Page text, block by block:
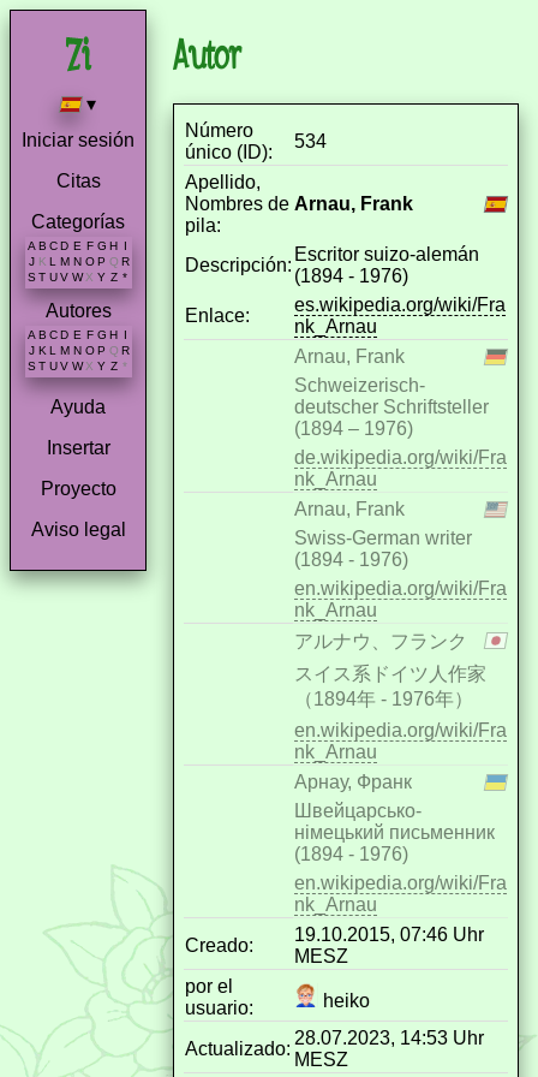
▾
Iniciar sesión
Citas
Categorías
A B C D E F G H I
J K L M N O P Q R
S T U V W X Y Z *
Autores
A B C D E F G H
J K L M N O P Q R
S T U V W X Y Z *
Ayuda
Insertar
Proyecto
Aviso legal
Autor
Número
único (ID):
534
Apellido,
Nombres de
pila:
Arnau, Frank
Descripción:
Escritor suizo-alemán
(1894 - 1976)
Enlace:
es.wikipedia.org/wiki/Fra
nk_Arnau
Arnau, Frank
Schweizerisch-
deutscher Schriftsteller
(1894 – 1976)
de.wikipedia.org/wiki/Fra
nk_Arnau
Arnau, Frank
Swiss-German writer
(1894 - 1976)
en.wikipedia.org/wiki/Fra
nk_Arnau
アルナウ、フランク
スイス系ドイツ人作家
（1894年 - 1976年）
en.wikipedia.org/wiki/Fra
nk_Arnau
Арнау, Франк
Швейцарсько-
німецький письменник
(1894 - 1976)
en.wikipedia.org/wiki/Fra
nk_Arnau
Creado:
19.10.2015, 07:46 Uhr
MESZ
por el
usuario:
heiko
Actualizado:
28.07.2023, 14:53 Uhr
MESZ